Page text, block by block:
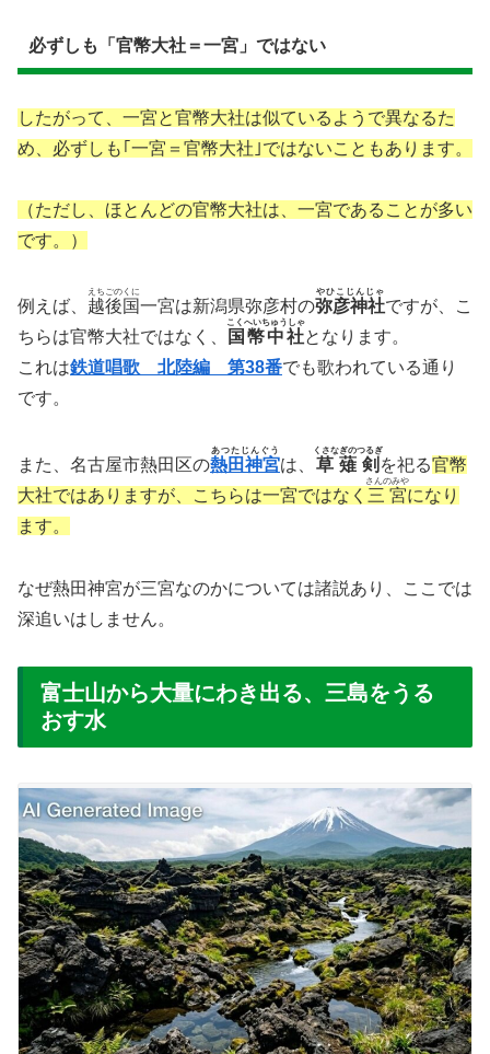
必ずしも「官幣大社＝一宮」ではない
したがって、一宮と官幣大社は似ているようで異なるた
め、必ずしも｢一宮＝官幣大社｣ではないこともあります。
（ただし、ほとんどの官幣大社は、一宮であることが多い
です。）
例えば、 越後国
えちごのくに
一宮は新潟県弥彦村の弥彦神社
やひこじんじゃ
ですが、こ
ちらは官幣大社ではなく、
国幣中社
こくへいちゅうしゃ
となります。
これは鉄道唱歌 北陸編 第38番でも歌われている通り
です。
また、名古屋市熱田区の熱田神宮
あつたじんぐう
は、 草薙剣
くさなぎのつるぎ
を祀る官幣
大社ではありますが、こちらは一宮ではなく 三宮
さんのみや
になり
ます。
なぜ熱田神宮が三宮なのかについては諸説あり、ここでは
深追いはしません。
富士山から大量にわき出る、三島をうる
おす水